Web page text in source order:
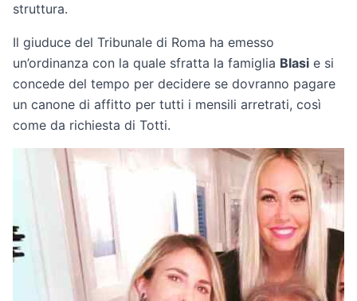
struttura.
Il giuduce del Tribunale di Roma ha emesso
un’ordinanza con la quale sfratta la famiglia Blasi e si
concede del tempo per decidere se dovranno pagare
un canone di affitto per tutti i mensili arretrati, così
come da richiesta di Totti.